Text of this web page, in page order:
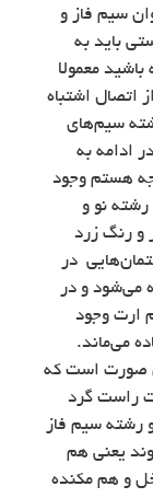
سیم فاز و
باید به
معمولا
اتصال اشتباه
سیم‌های
ادامه به
هستم وجود
نو و
و رنگ زرد
در
می‌شود و در
ارت وجود
می‌ماند.
صورت است که
راست گرد
رشته سیم فاز
یعنی هم
و هم مکنده